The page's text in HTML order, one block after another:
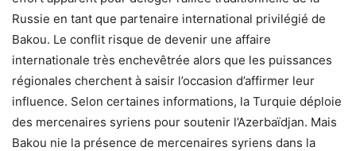
Russie en tant que partenaire international privilégié de
Bakou. Le conflit risque de devenir une affaire
internationale très enchevêtrée alors que les puissances
régionales cherchent à saisir l’occasion d’affirmer leur
influence. Selon certaines informations, la Turquie déploie
des mercenaires syriens pour soutenir l’Azerbaïdjan. Mais
Bakou nie la présence de mercenaires syriens dans la